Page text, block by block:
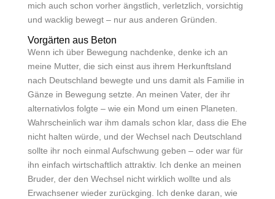
mich auch schon vorher ängstlich, verletzlich, vorsichtig
und wacklig bewegt – nur aus anderen Gründen.
Vorgärten aus Beton
Wenn ich über Bewegung nachdenke, denke ich an
meine Mutter, die sich einst aus ihrem Herkunftsland
nach Deutschland bewegte und uns damit als Familie in
Gänze in Bewegung setzte. An meinen Vater, der ihr
alternativlos folgte – wie ein Mond um einen Planeten.
Wahrscheinlich war ihm damals schon klar, dass die Ehe
nicht halten würde, und der Wechsel nach Deutschland
sollte ihr noch einmal Aufschwung geben – oder war für
ihn einfach wirtschaftlich attraktiv. Ich denke an meinen
Bruder, der den Wechsel nicht wirklich wollte und als
Erwachsener wieder zurückging. Ich denke daran, wie